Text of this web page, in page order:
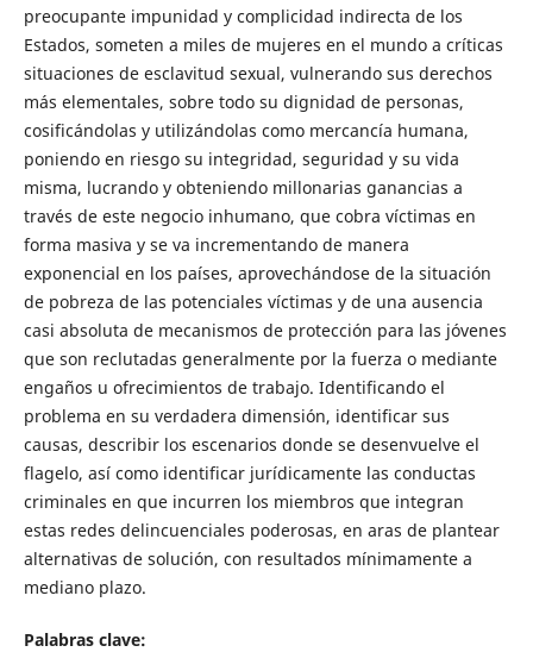
preocupante impunidad y complicidad indirecta de los
Estados, someten a miles de mujeres en el mundo a críticas
situaciones de esclavitud sexual, vulnerando sus derechos
más elementales, sobre todo su dignidad de personas,
cosificándolas y utilizándolas como mercancía humana,
poniendo en riesgo su integridad, seguridad y su vida
misma, lucrando y obteniendo millonarias ganancias a
través de este negocio inhumano, que cobra víctimas en
forma masiva y se va incrementando de manera
exponencial en los países, aprovechándose de la situación
de pobreza de las potenciales víctimas y de una ausencia
casi absoluta de mecanismos de protección para las jóvenes
que son reclutadas generalmente por la fuerza o mediante
engaños u ofrecimientos de trabajo. Identificando el
problema en su verdadera dimensión, identificar sus
causas, describir los escenarios donde se desenvuelve el
flagelo, así como identificar jurídicamente las conductas
criminales en que incurren los miembros que integran
estas redes delincuenciales poderosas, en aras de plantear
alternativas de solución, con resultados mínimamente a
mediano plazo.
Palabras clave: